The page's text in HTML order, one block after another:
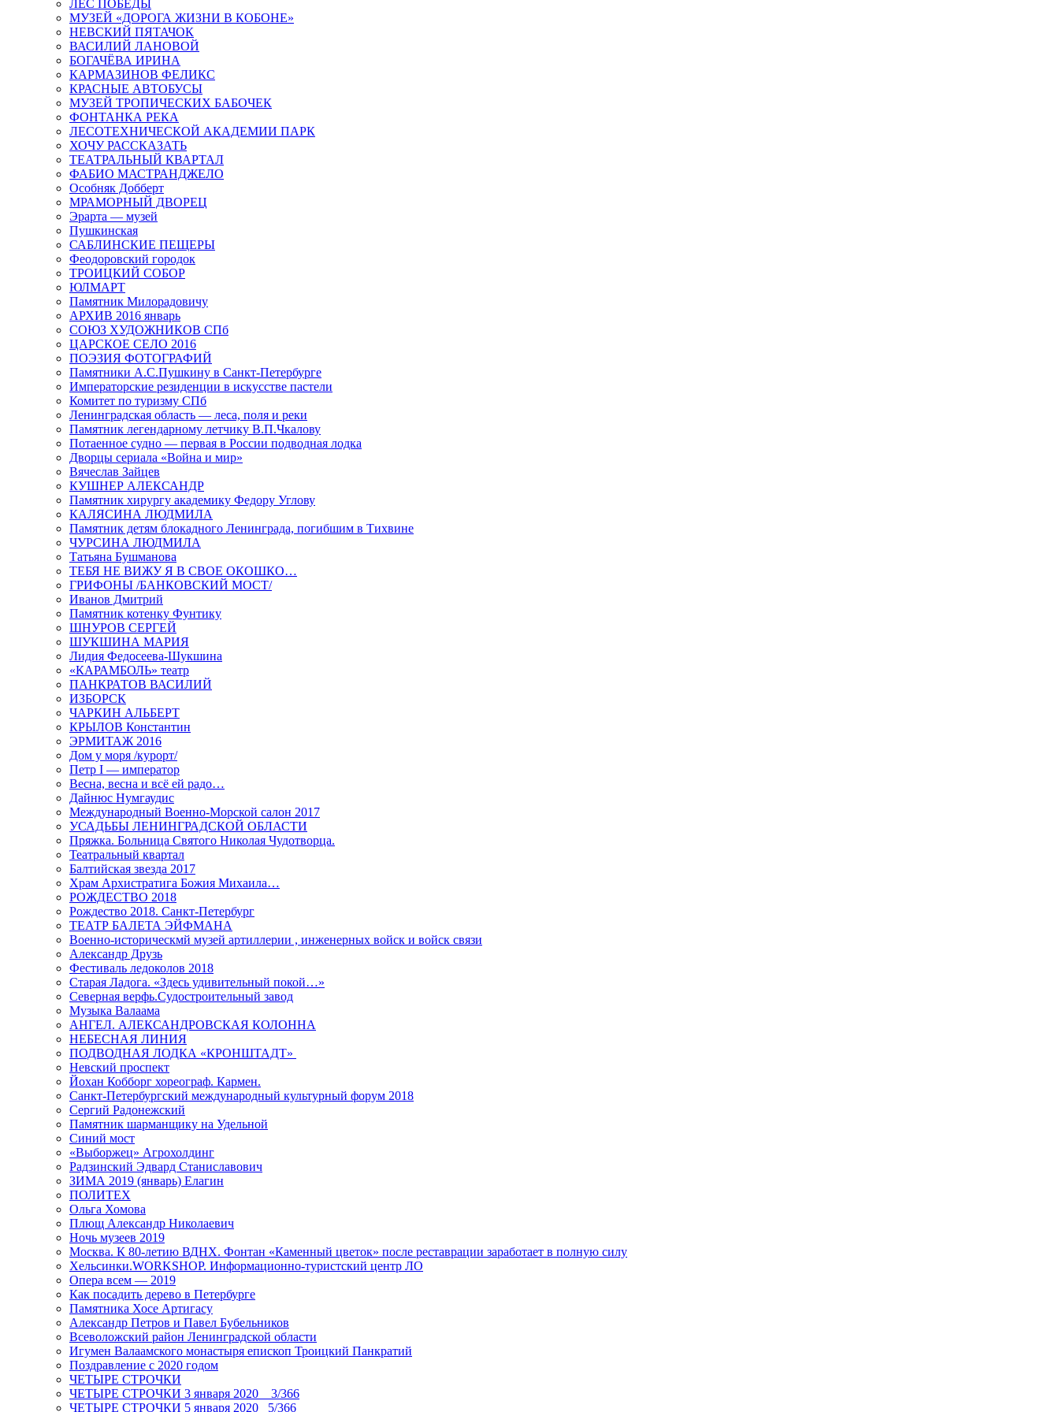
ЛЕС ПОБЕДЫ
МУЗЕЙ «ДОРОГА ЖИЗНИ В КОБОНЕ»
НЕВСКИЙ ПЯТАЧОК
ВАСИЛИЙ ЛАНОВОЙ
БОГАЧЁВА ИРИНА
КАРМАЗИНОВ ФЕЛИКС
КРАСНЫЕ АВТОБУСЫ
МУЗЕЙ ТРОПИЧЕСКИХ БАБОЧЕК
ФОНТАНКА РЕКА
ЛЕСОТЕХНИЧЕСКОЙ АКАДЕМИИ ПАРК
ХОЧУ РАССКАЗАТЬ
ТЕАТРАЛЬНЫЙ КВАРТАЛ
ФАБИО МАСТРАНДЖЕЛО
Особняк Добберт
МРАМОРНЫЙ ДВОРЕЦ
Эрарта — музей
Пушкинская
САБЛИНСКИЕ ПЕЩЕРЫ
Феодоровский городок
ТРОИЦКИЙ СОБОР
ЮЛМАРТ
Памятник Милорадовичу
АРХИВ 2016 январь
СОЮЗ ХУДОЖНИКОВ СПб
ЦАРСКОЕ СЕЛО 2016
ПОЭЗИЯ ФОТОГРАФИЙ
Памятники А.С.Пушкину в Санкт-Петербурге
Императорские резиденции в искусстве пастели
Комитет по туризму СПб
Ленинградская область — леса, поля и реки
Памятник легендарному летчику В.П.Чкалову
Потаенное судно — первая в России подводная лодка
Дворцы сериала «Война и мир»
Вячеслав Зайцев
КУШНЕР АЛЕКСАНДР
Памятник хирургу академику Федору Углову
КАЛЯСИНА ЛЮДМИЛА
Памятник детям блокадного Ленинграда, погибшим в Тихвине
ЧУРСИНА ЛЮДМИЛА
Татьяна Бушманова
ТЕБЯ НЕ ВИЖУ Я В СВОЕ ОКОШКО…
ГРИФОНЫ /БАНКОВСКИЙ МОСТ/
Иванов Дмитрий
Памятник котенку Фунтику
ШНУРОВ СЕРГЕЙ
ШУКШИНА МАРИЯ
Лидия Федосеева-Шукшина
«КАРАМБОЛЬ» театр
ПАНКРАТОВ ВАСИЛИЙ
ИЗБОРСК
ЧАРКИН АЛЬБЕРТ
КРЫЛОВ Константин
ЭРМИТАЖ 2016
Дом у моря /курорт/
Петр I — император
Весна, весна и всё ей радо…
Дайнюс Нумгаудис
Международный Военно-Морской салон 2017
УСАДЬБЫ ЛЕНИНГРАДСКОЙ ОБЛАСТИ
Пряжка. Больница Святого Николая Чудотворца.
Театральный квартал
Балтийская звезда 2017
Храм Архистратига Божия Михаила…
РОЖДЕСТВО 2018
Рождество 2018. Санкт-Петербург
ТЕАТР БАЛЕТА ЭЙФМАНА
Военно-историческмй музей артиллерии , инженерных войск и войск связи
Александр Друзь
Фестиваль ледоколов 2018
Старая Ладога. «Здесь удивительный покой…»
Северная верфь.Судостроительный завод
Музыка Валаама
АНГЕЛ. АЛЕКСАНДРОВСКАЯ КОЛОННА
НЕБЕСНАЯ ЛИНИЯ
ПОДВОДНАЯ ЛОДКА «КРОНШТАДТ»
Невский проспект
Йохан Кобборг хореограф. Кармен.
Санкт-Петербургский международный культурный форум 2018
Сергий Радонежский
Памятник шарманщику на Удельной
Синий мост
«Выборжец» Агрохолдинг
Радзинский Эдвард Станиславович
ЗИМА 2019 (январь) Елагин
ПОЛИТЕХ
Ольга Хомова
Плющ Александр Николаевич
Ночь музеев 2019
Москва. К 80-летию ВДНХ. Фонтан «Каменный цветок» после реставрации заработает в полную силу
Хельсинки.WORKSHOP. Информационно-туристский центр ЛО
Опера всем — 2019
Как посадить дерево в Петербурге
Памятника Хосе Артигасу
Александр Петров и Павел Бубельников
Всеволожский район Ленинградской области
Игумен Валаамского монастыря епископ Троицкий Панкратий
Поздравление с 2020 годом
ЧЕТЫРЕ СТРОЧКИ
ЧЕТЫРЕ СТРОЧКИ 3 января 2020 _ 3/366
ЧЕТЫРЕ СТРОЧКИ 5 января 2020_ 5/366